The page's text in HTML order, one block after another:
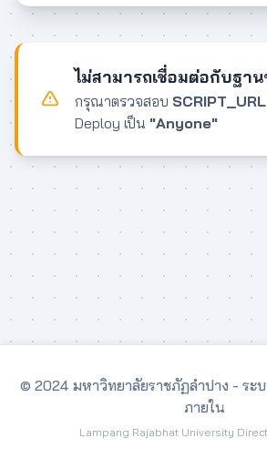
ไม่สามารถเชื่อมต่อกับฐา
กรุณาตรวจสอบ SCRIPT_URL
Deploy เป็น "Anyone"
© 2024 มหาวิทยาลัยราชภัฏลำปาง - ระ
ภายใน
Lampang Rajabhat University